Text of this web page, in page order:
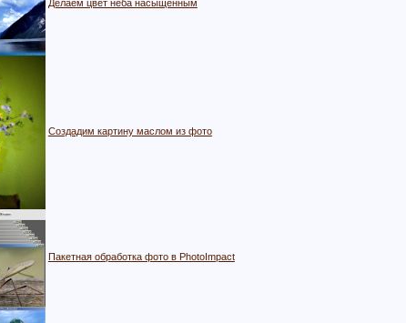
Делаем цвет неба насыщенным
Создадим картину маслом из фото
Пакетная обработка фото в PhotoImpact